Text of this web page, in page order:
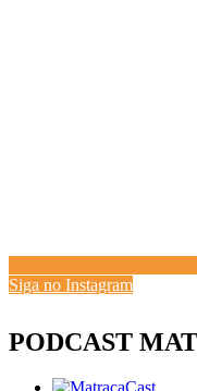
Siga no Instagram
PODCAST